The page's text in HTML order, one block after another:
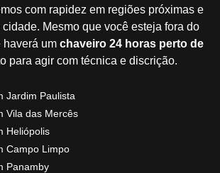
com rapidez em regiões próximas e
Mesmo que você esteja fora do
haverá um chaveiro 24 horas perto de
para agir com técnica e discrição.
Jardim Paulista
Vila das Mercês
Heliópolis
Campo Limpo
Panamby